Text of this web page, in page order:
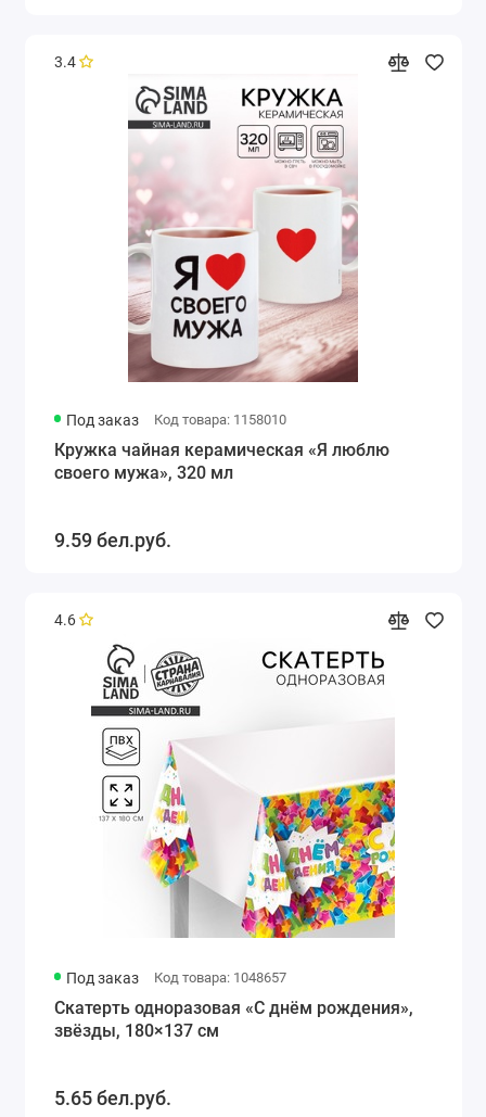
3.4
Под заказ Код товара: 1158010
Кружка чайная керамическая «Я люблю
своего мужа», 320 мл
9.59 бел.руб.
4.6
Под заказ Код товара: 1048657
Скатерть одноразовая «С днём рождения»,
звёзды, 180×137 см
5.65 бел.руб.